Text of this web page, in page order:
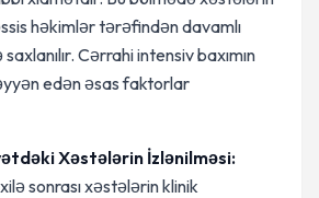
həkimlər tərəfindən davamlı
Cərrahi intensiv baxımın
edən əsas faktorlar
Xəstələrin İzlənilməsi:
sonrası xəstələrin klinik